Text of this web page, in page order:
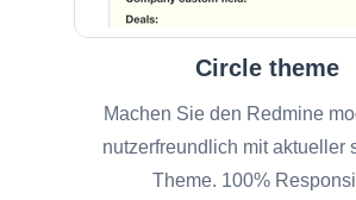
Circle theme
Machen Sie den Redmine
nutzerfreundlich mit aktueller
Theme. 100%